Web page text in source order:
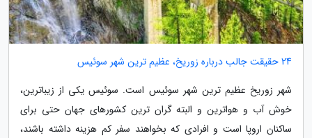
24 حقیقت جالب درباره زوریخ، عظیم ترین شهر سوئیس
شهر زوریخ عظیم ترین شهر سوئیس است. سوئیس یکی از زیباترین،
خوش آب و هواترین و البته گران ترین کشورهای جهان حتی برای
ساکنان اروپا است و افرادی که بخواهند سفر کم هزینه داشته باشند،